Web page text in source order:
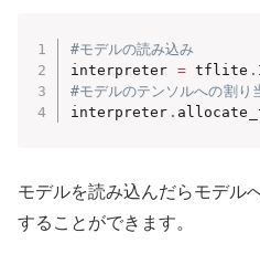
#モデルの読み込み
interpreter = tflite .
#モデルのテンソルへの割り
interpreter .
モデルを読み込んだらモデル
することができます。